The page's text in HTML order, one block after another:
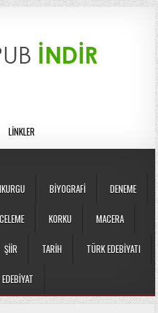
LINKLER
BIYOGRAFI DENEME
KORKU MACERA
ŞIIR TARIH TÜRK EDEBIYATI